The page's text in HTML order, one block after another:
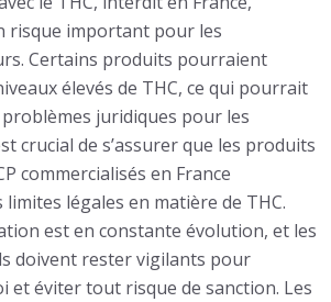
risque important pour les
Certains produits pourraient
élevés de THC, ce qui pourrait
juridiques pour les
crucial de s’assurer que les produits
commercialisés en France
légales en matière de THC.
est en constante évolution, et les
doivent rester vigilants pour
et éviter tout risque de sanction. Les